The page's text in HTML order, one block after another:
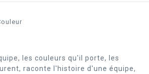
les couleurs qu'il porte, les
raconte l'histoire d'une équipe,